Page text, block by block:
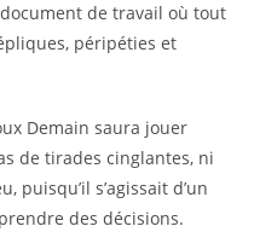
de travail où tout
péripéties et
Demain saura jouer
de tirades cinglantes, ni
puisqu’il s’agissait d’un
des décisions.